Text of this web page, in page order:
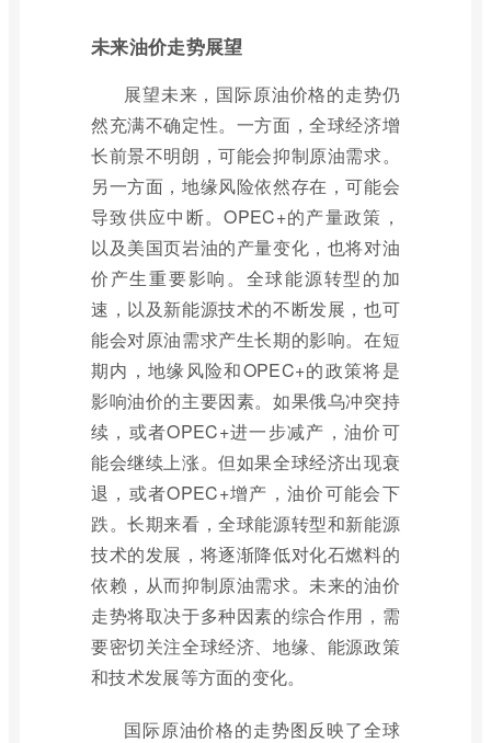
未来油价走势展望
展望未来，国际原油价格的走势仍
然充满不确定性。一方面，全球经济增
长前景不明朗，可能会抑制原油需求。
另一方面，地缘风险依然存在，可能会
导致供应中断。OPEC+的产量政策，
以及美国页岩油的产量变化，也将对油
价产生重要影响。全球能源转型的加
速，以及新能源技术的不断发展，也可
能会对原油需求产生长期的影响。在短
期内，地缘风险和OPEC+的政策将是
影响油价的主要因素。如果俄乌冲突持
续，或者OPEC+进一步减产，油价可
能会继续上涨。但如果全球经济出现衰
退，或者OPEC+增产，油价可能会下
跌。长期来看，全球能源转型和新能源
技术的发展，将逐渐降低对化石燃料的
依赖，从而抑制原油需求。未来的油价
走势将取决于多种因素的综合作用，需
要密切关注全球经济、地缘、能源政策
和技术发展等方面的变化。
国际原油价格的走势图反映了全球